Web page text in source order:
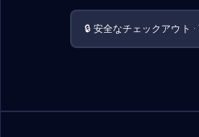
🔒 安全なチェックアウト